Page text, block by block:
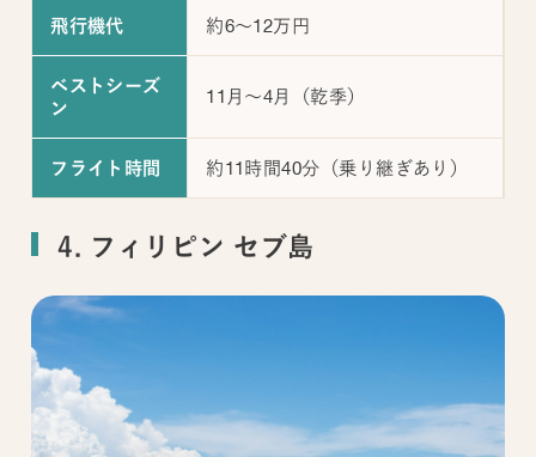
飛行機代 約6～12万円
ベストシーズ
ン
11月～4月（乾季）
フライト時間 約11時間40分（乗り継ぎあり）
4. フィリピン セブ島